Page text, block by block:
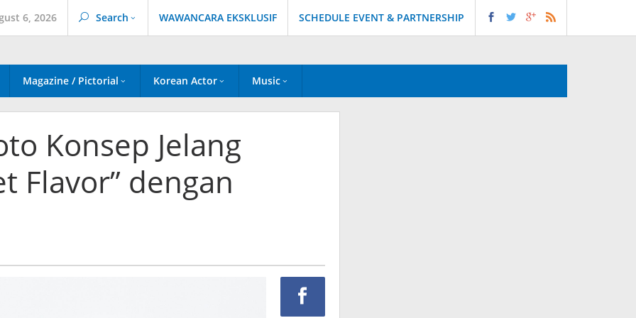
6, 2026 Search WAWANCARA EKSKLUSIF SCHEDULE EVENT & PARTNERSHIP
Magazine / Pictorial Korean Actor Music
Konsep Jelang
Flavor” dengan